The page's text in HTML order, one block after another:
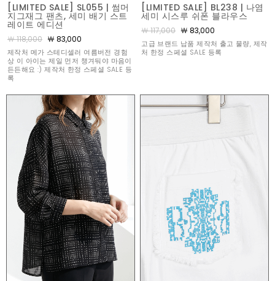
[LIMITED SALE] SL055 | 썸머
지그재그 팬츠, 세미 배기 스트
레이트 에디션
￦ 118,000 ￦ 83,000
제작처 메가 스테디셀러 여름버전 경험
상 이 아이는 제일 먼저 챙겨둬야 마음이
든든해요 :) 제작처 한정 스페셜 SALE 등
록
[LIMITED SALE] BL238 | 나염
세미 시스루 쉬폰 블라우스
￦ 117,000 ￦ 83,000
고급 브랜드 납품 제작처 출고 물량, 제작
처 한정 스페셜 SALE 등록